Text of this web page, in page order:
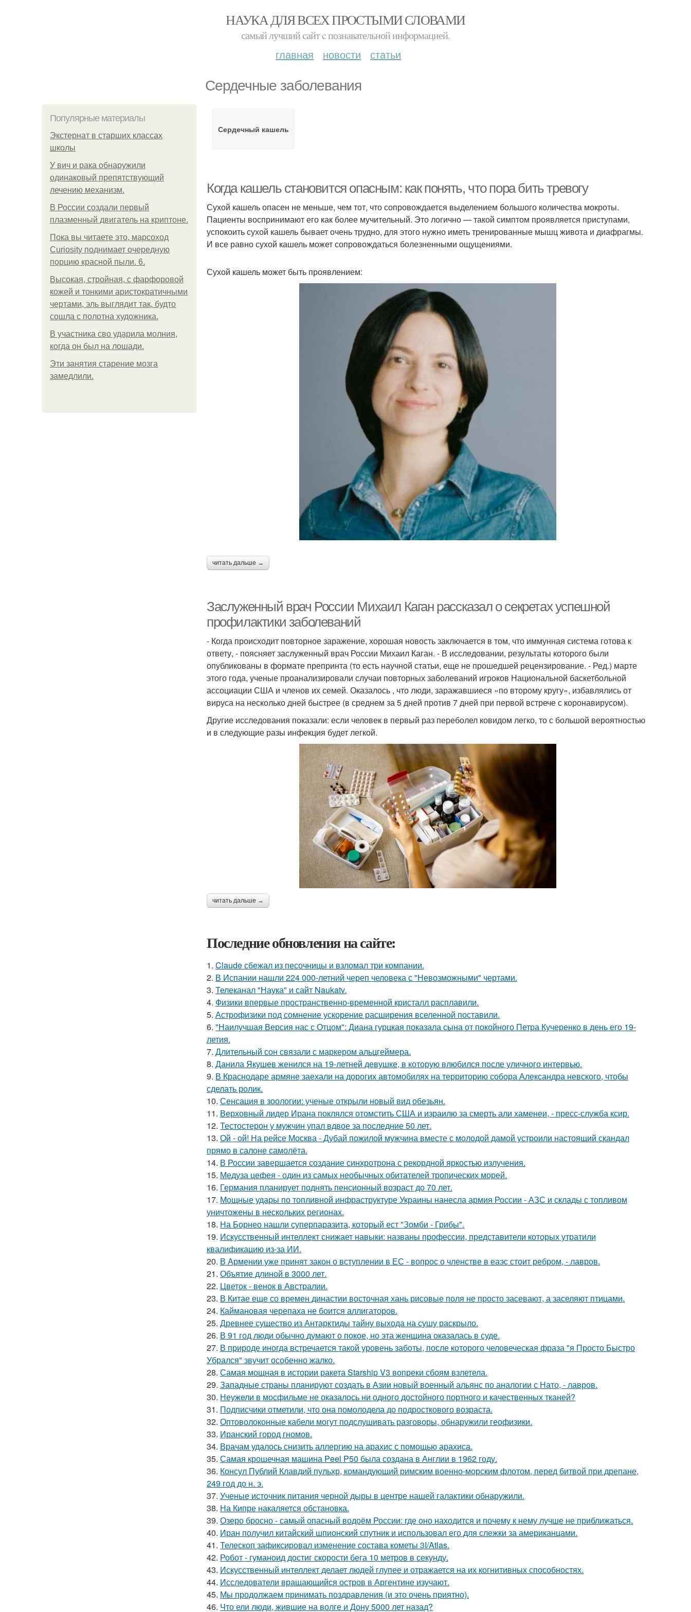
НАУКА ДЛЯ ВСЕХ ПРОСТЫМИ СЛОВАМИ
самый лучший сайт c познавательной информацией.
главная новости статьи
Сердечные заболевания
Популярные материалы
Экстернат в старших классах
школы
У вич и рака обнаружили
одинаковый препятствующий
лечению механизм.
В России создали первый
плазменный двигатель на криптоне.
Пока вы читаете это, марсоход
Curiosity поднимает очередную
порцию красной пыли. 6.
Высокая, стройная, с фарфоровой
кожей и тонкими аристократичными
чертами, эль выглядит так, будто
сошла с полотна художника.
В участника сво ударила молния,
когда он был на лошади.
Эти занятия старение мозга
замедлили.
Сердечный кашель
Когда кашель становится опасным: как понять, что пора бить тревогу
Сухой кашель опасен не меньше, чем тот, что сопровождается выделением большого количества мокроты.
Пациенты воспринимают его как более мучительный. Это логично — такой симптом проявляется приступами,
успокоить сухой кашель бывает очень трудно, для этого нужно иметь тренированные мышц живота и диафрагмы.
И все равно сухой кашель может сопровождаться болезненными ощущениями.
Сухой кашель может быть проявлением:
читать дальше →
Заслуженный врач России Михаил Каган рассказал о секретах успешной
профилактики заболеваний
- Когда происходит повторное заражение, хорошая новость заключается в том, что иммунная система готова к
ответу, - поясняет заслуженный врач России Михаил Каган. - В исследовании, результаты которого были
опубликованы в формате препринта (то есть научной статьи, еще не прошедшей рецензирование. - Ред.) марте
этого года, ученые проанализировали случаи повторных заболеваний игроков Национальной баскетбольной
ассоциации США и членов их семей. Оказалось , что люди, заражавшиеся «по второму кругу», избавлялись от
вируса на несколько дней быстрее (в среднем за 5 дней против 7 дней при первой встрече с коронавирусом).
Другие исследования показали: если человек в первый раз переболел ковидом легко, то с большой вероятностью
и в следующие разы инфекция будет легкой.
читать дальше →
Последние обновления на сайте:
1. Claude сбежал из песочницы и взломал три компании.
2. В Испании нашли 224 000-летний череп человека с "Невозможными" чертами.
3. Телеканал "Наука" и сайт Naukatv.
4. Физики впервые пространственно-временной кристалл расплавили.
5. Астрофизики под сомнение ускорение расширения вселенной поставили.
6. "Наилучшая Версия нас с Отцом": Диана гурцкая показала сына от покойного Петра Кучеренко в день его 19-
летия.
7. Длительный сон связали с маркером альцгеймера.
8. Данила Якушев женился на 19-летней девушке, в которую влюбился после уличного интервью.
9. В Краснодаре армяне заехали на дорогих автомобилях на территорию собора Александра невского, чтобы
сделать ролик.
10. Сенсация в зоологии: ученые открыли новый вид обезьян.
11. Верховный лидер Ирана поклялся отомстить США и израилю за смерть али хаменеи, - пресс-служба ксир.
12. Тестостерон у мужчин упал вдвое за последние 50 лет.
13. Ой - ой! На рейсе Москва - Дубай пожилой мужчина вместе с молодой дамой устроили настоящий скандал
прямо в салоне самолёта.
14. В России завершается создание синхротрона с рекордной яркостью излучения.
15. Медуза цефея - один из самых необычных обитателей тропических морей.
16. Германия планирует поднять пенсионный возраст до 70 лет.
17. Мощные удары по топливной инфраструктуре Украины нанесла армия России - АЗС и склады с топливом
уничтожены в нескольких регионах.
18. На Борнео нашли суперпаразита, который ест "Зомби - Грибы".
19. Искусственный интеллект снижает навыки: названы профессии, представители которых утратили
квалификацию из-за ИИ.
20. В Армении уже принят закон о вступлении в ЕС - вопрос о членстве в еаэс стоит ребром, - лавров.
21. Объятие длиной в 3000 лет.
22. Цветок - венок в Австралии.
23. В Китае еще со времен династии восточная хань рисовые поля не просто засевают, а заселяют птицами.
24. Каймановая черепаха не боится аллигаторов.
25. Древнее существо из Антарктиды тайну выхода на сушу раскрыло.
26. В 91 год люди обычно думают о покое, но эта женщина оказалась в суде.
27. В природе иногда встречается такой уровень заботы, после которого человеческая фраза "я Просто Быстро
Убрался" звучит особенно жалко.
28. Самая мощная в истории ракета Starship V3 вопреки сбоям взлетела.
29. Западные страны планируют создать в Азии новый военный альянс по аналогии с Нато, - лавров.
30. Неужели в мосфильме не оказалось ни одного достойного портного и качественных тканей?
31. Подписчики отметили, что она помолодела до подросткового возраста.
32. Оптоволоконные кабели могут подслушивать разговоры, обнаружили геофизики.
33. Иранский город гномов.
34. Врачам удалось снизить аллергию на арахис с помощью арахиса.
35. Самая крошечная машина Peel P50 была создана в Англии в 1962 году.
36. Консул Публий Клавдий пульхр, командующий римским военно-морским флотом, перед битвой при дрепане,
249 год до н. э.
37. Ученые источник питания черной дыры в центре нашей галактики обнаружили.
38. На Кипре накаляется обстановка.
39. Озеро бросно - самый опасный водоём России: где оно находится и почему к нему лучше не приближаться.
40. Иран получил китайский шпионский спутник и использовал его для слежки за американцами.
41. Телескоп зафиксировал изменение состава кометы 3I/Atlas.
42. Робот - гуманоид достиг скорости бега 10 метров в секунду.
43. Искусственный интеллект делает людей глупее и отражается на их когнитивных способностях.
44. Исследователи вращающийся остров в Аргентине изучают.
45. Мы продолжаем принимать поздравления (и это очень приятно).
46. Что ели люди, жившие на волге и Дону 5000 лет назад?